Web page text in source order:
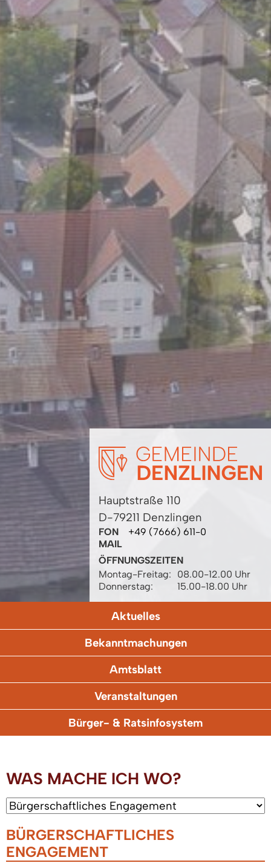
Hauptstraße 110
D-79211 Denzlingen
FON
+49 (7666) 611-0
MAIL
ÖFFNUNGSZEITEN
Montag-Freitag:
08.00-12.00 Uhr
Donnerstag:
15.00-18.00 Uhr
Aktuelles
Bekanntmachungen
Amtsblatt
Veranstaltungen
Bürger- & Ratsinfosystem
WAS MACHE ICH WO?
BÜRGERSCHAFTLICHES
ENGAGEMENT